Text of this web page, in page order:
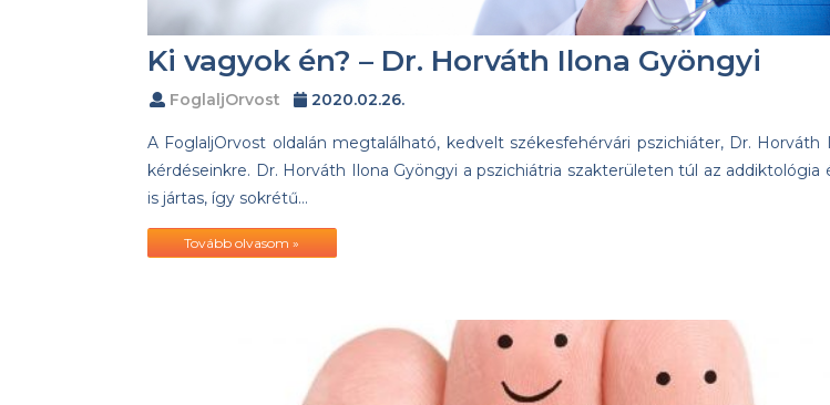
Ki vagyok én? – Dr. Horváth Ilona Gyöngyi
FoglaljOrvost 2020.02.26.
A FoglaljOrvost oldalán megtalálható, kedvelt székesfehérvári pszichiáter, Dr. Horváth
kérdéseinkre. Dr. Horváth Ilona Gyöngyi a pszichiátria szakterületen túl az
is jártas, így sokrétű…
Tovább olvasom »